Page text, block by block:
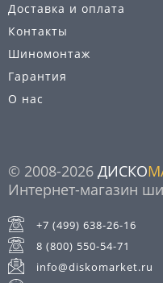
Доставка и оплата
Контакты
Шиномонтаж
Гарантия
О нас
© 2008-2026 ДИСКО
Интернет-магазин
+7 (499) 638-26-16
8 (800) 550-54-71
info@diskomarket.ru